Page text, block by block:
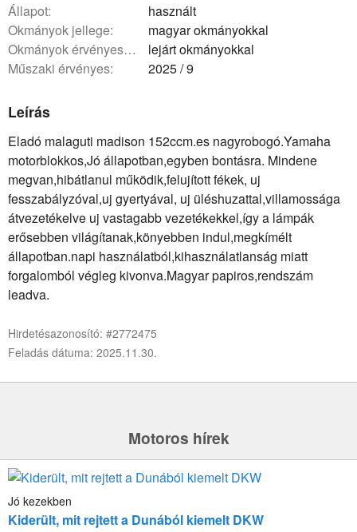
állapot:
használt
okmányok jellege:
magyar okmányokkal
okmányok érvényessége:
lejárt okmányokkal
műszaki érvényes:
2025 / 9
Leírás
Eladó malaguti madison 152ccm.es nagyrobogó.Yamaha
motorblokkos,Jó állapotban,egyben bontásra. Mindene
megvan,hibátlanul működik,felujított fékek, uj
fesszabályzóval,uj gyertyával, uj üléshuzattal,villamossága
átvezetékelve uj vastagabb vezetékekkel,így a lámpák
erősebben világítanak,könyebben indul,megkímélt
állapotban.napi használatból,kihasználatlanság miatt
forgalomból végleg kivonva.Magyar papiros,rendszám
leadva.
Hirdetésazonosító: #2772475
Feladás dátuma: 2025.11.30.
Motoros hírek
Jó kezekben
Kiderült, mit rejtett a Dunából kiemelt DKW